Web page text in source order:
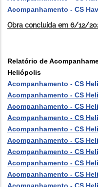
Acompanhamento - CS
Obra concluída em 6/12/
Relatório de
Heliópolis
Acompanhamento - CS
Acompanhamento - CS
Acompanhamento - CS
Acompanhamento - CS
Acompanhamento - CS
Acompanhamento - CS
Acompanhamento - CS
Acompanhamento - CS
Acompanhamento - CS